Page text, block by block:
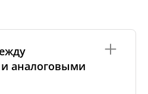
аналоговыми